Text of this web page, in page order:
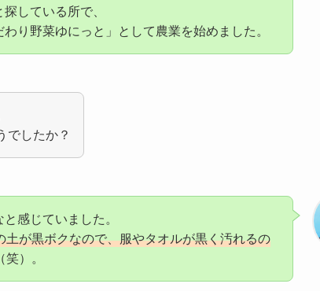
している所で、
り野菜ゆにっと」として農業を始めました。
でしたか？
感じていました。
土が黒ボクなので、服やタオルが黒く汚れるの
（笑）。